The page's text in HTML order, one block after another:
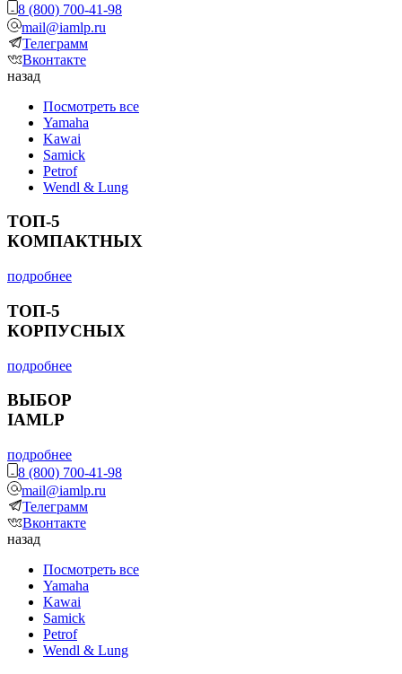
8 (800) 700-41-98
mail@iamlp.ru
Телеграмм
Вконтакте
назад
Посмотреть все
Yamaha
Kawai
Samick
Petrof
Wendl & Lung
ТОП-5
КОМПАКТНЫХ
подробнее
ТОП-5
КОРПУСНЫХ
подробнее
ВЫБОР
IAMLP
подробнее
8 (800) 700-41-98
mail@iamlp.ru
Телеграмм
Вконтакте
назад
Посмотреть все
Yamaha
Kawai
Samick
Petrof
Wendl & Lung